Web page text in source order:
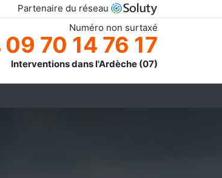
Partenaire du réseau
Numéro non surtaxé
09 70 14 76 17
Interventions dans l'Ardèche (07)